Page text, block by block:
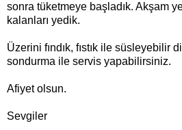
sonra tüketmeye başladık. Akşam
kalanları yedik.
Üzerini fındık, fıstık ile süsleyebilir
sondurma ile servis yapabilirsiniz.
Afiyet olsun.
Sevgiler